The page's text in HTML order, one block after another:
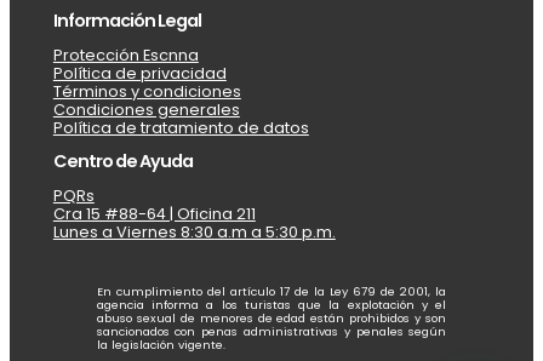
Información Legal
Protección Escnna
Política de privacidad
Términos y condiciones
Condiciones generales
Política de tratamiento de datos
Centro de Ayuda
PQRs
Cra 15 #88-64 | Oficina 211
Lunes a Viernes 8:30 a.m a 5:30 p.m.
En cumplimiento del artículo 17 de la Ley 679 de 2001, la
agencia informa a los turistas que la explotación y el
abuso sexual de menores de edad están prohibidos y son
sancionados con penas administrativas y penales según
la legislación vigente.